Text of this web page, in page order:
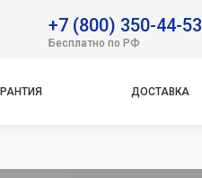
+7 (800) 350-44-53
Бесплатно по РФ
ДОСТАВКА